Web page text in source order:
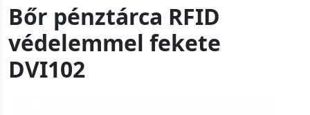
Bőr pénztárca RFID
védelemmel fekete
DVI102